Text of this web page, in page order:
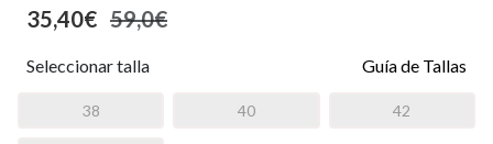
35,40€ 59,0€
Seleccionar talla Guía de Tallas
38 40 42